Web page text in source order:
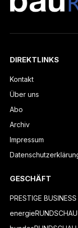
DIREKTLINKS
Kontakt
Über uns
Abo
Archiv
Impressum
GESCHÄFT
PRESTIGE BUSINESS
energieRUNDSCHAU